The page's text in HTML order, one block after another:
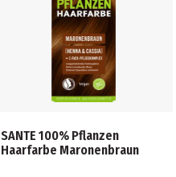
SANTE 100% Pflanzen
Haarfarbe Maronenbraun